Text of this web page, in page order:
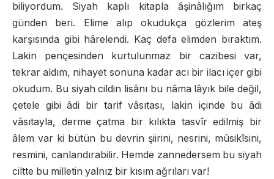
biliyordum. Siyah kaplı kitapla âşinâlığım birkaç
günden beri. Elime alıp okudukça gözlerim ateş
karşısında gibi hârelendi. Kaç defa elimden bıraktım.
Lakin pençesinden kurtulunmaz bir cazibesi var,
tekrar aldım, nihayet sonuna kadar acı bir ilacı içer gibi
okudum. Bu siyah cildin lisânı bu nâma lâyık bile değil,
çetele gibi âdi bir tarif vâsıtası, lakin içinde bu âdi
vâsıtayla, derme çatma bir kılıkta tasvîr edilmiş bir
âlem var ki bütün bu devrin şiirini, nesrini, mûsikîsini,
resmini, canlandırabilir. Hemde zannedersem bu siyah
ciltte bu milletin yalnız bir kısım ağrıları var!